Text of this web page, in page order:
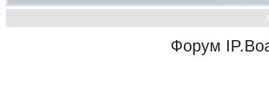
Форум